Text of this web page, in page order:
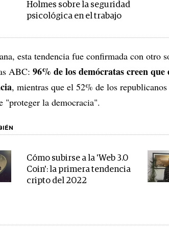
Holmes sobre la seguridad
psicológica en el trabajo
esta tendencia fue confirmada con otro
ABC: 96% de los demócratas creen
, mientras que el 52% de los
"proteger la democracia".
Cómo subirse a la 'Web 3.0
Coin': la primera tendencia
cripto del 2022